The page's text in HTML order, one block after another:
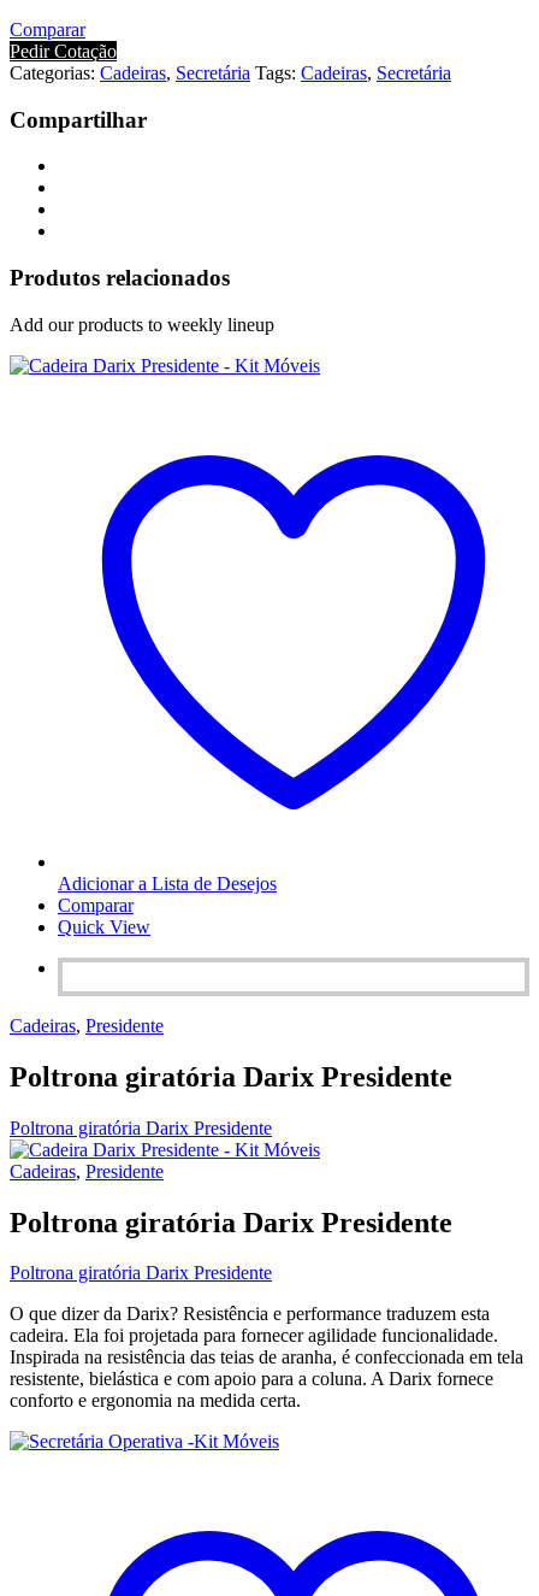
Comparar
Pedir Cotação
Categorias: Cadeiras, Secretária Tags: Cadeiras, Secretária
Compartilhar
Produtos relacionados
Add our products to weekly lineup
Adicionar a Lista de Desejos
Comparar
Quick View
Cadeiras, Presidente
Poltrona giratória Darix Presidente
Poltrona giratória Darix Presidente
Cadeiras, Presidente
Poltrona giratória Darix Presidente
Poltrona giratória Darix Presidente
O que dizer da Darix? Resistência e performance traduzem esta
cadeira. Ela foi projetada para fornecer agilidade funcionalidade.
Inspirada na resistência das teias de aranha, é confeccionada em tela
resistente, bielástica e com apoio para a coluna. A Darix fornece
conforto e ergonomia na medida certa.